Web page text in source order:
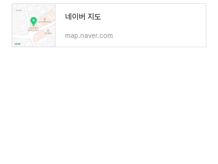
네이버 지도
map.naver.com